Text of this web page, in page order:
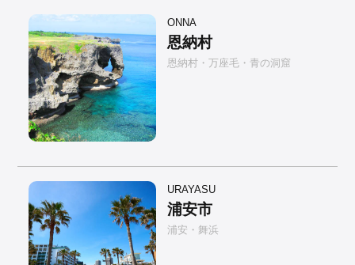
ONNA
恩納村
恩納村・万座毛・青の洞窟
URAYASU
浦安市
浦安・舞浜